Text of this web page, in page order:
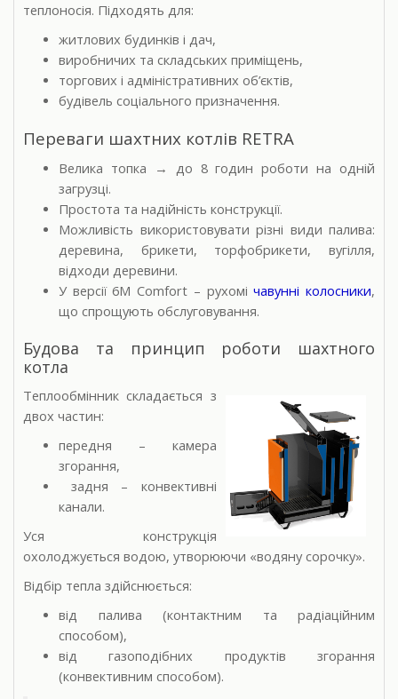
теплоносія. Підходять для:
житлових будинків і дач,
виробничих та складських приміщень,
торгових і адміністративних об’єктів,
будівель соціального призначення.
Переваги шахтних котлів RETRA
Велика топка →
до 8 годин роботи на одній
загрузці.
Простота та надійність конструкції.
Можливість використовувати різні види палива:
деревина, брикети, торфобрикети, вугілля,
відходи деревини.
У версії 6M Comfort – рухомічавунні колосники,
що спрощують обслуговування.
Будова та принцип роботи шахтного
котла
Теплообмінник складається з
двох частин:
передня – камера
згорання,
задня – конвективні
канали.
Уся конструкція
охолоджується водою, утворюючи «водяну сорочку».
Відбір тепла здійснюється:
від палива (контактним та радіаційним
способом),
від газоподібних продуктів згорання
(конвективним способом).